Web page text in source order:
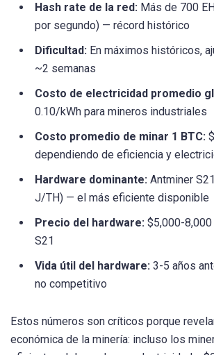
Hash rate de la red: Más de 700
por segundo) — récord histórico
Dificultad: En máximos históricos,
~2 semanas
Costo de electricidad promedio
0.10/kWh para mineros industriales
Costo promedio de minar 1 BTC:
dependiendo de eficiencia y
Hardware dominante: Antminer
J/TH) — el más eficiente disponible
Precio del hardware: $5,000-
S21
Vida útil del hardware: 3-5 años
no competitivo
Estos números son críticos porque
económica de la minería: incluso los